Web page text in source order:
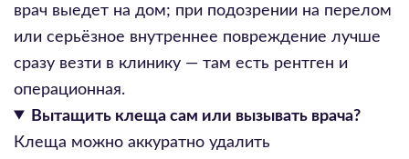
врач выедет на дом; при подозрении на перелом
или серьёзное внутреннее повреждение лучше
сразу везти в клинику — там есть рентген и
операционная.
Вытащить клеща сам или вызывать врача?
Клеща можно аккуратно удалить